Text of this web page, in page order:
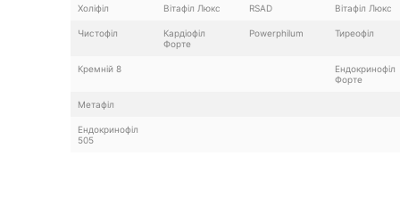
Холіфіл Вітафіл Люкс RSAD Вітафіл Люкс
Чистофіл
Кардіофіл
Форте
Powerphilum Тиреофіл
Кремній 8
Ендокринофіл
Форте
Метафіл
Ендокринофіл
505